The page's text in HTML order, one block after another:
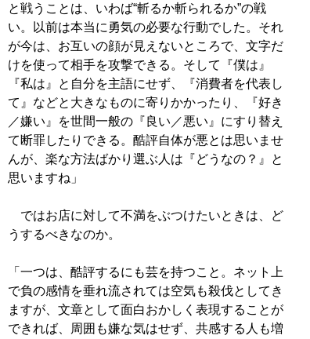
と戦うことは、いわば“斬るか斬られるか”の戦
い。以前は本当に勇気の必要な行動でした。それ
が今は、お互いの顔が見えないところで、文字だ
けを使って相手を攻撃できる。そして『僕は』
『私は』と自分を主語にせず、『消費者を代表し
て』などと大きなものに寄りかかったり、『好き
／嫌い』を世間一般の『良い／悪い』にすり替え
て断罪したりできる。酷評自体が悪とは思いませ
んが、楽な方法ばかり選ぶ人は『どうなの？』と
思いますね」
ではお店に対して不満をぶつけたいときは、ど
うするべきなのか。
「一つは、酷評するにも芸を持つこと。ネット上
で負の感情を垂れ流されては空気も殺伐としてき
ますが、文章として面白おかしく表現することが
できれば、周囲も嫌な気はせず、共感する人も増